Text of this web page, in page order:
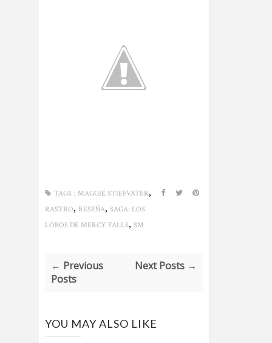
TAGS : MAGGIE STIEFVATER,
RASTRO, RESEÑA, SAGA: LOS
LOBOS DE MERCY FALLS, SM
← Previous
Posts
Next Posts →
YOU MAY ALSO LIKE